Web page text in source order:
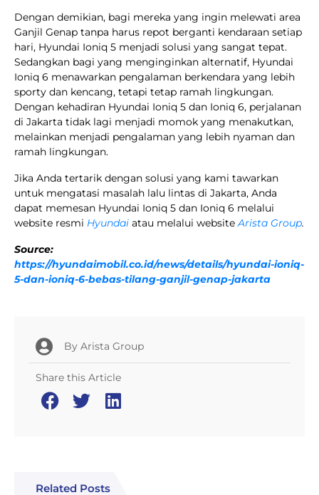
Dengan demikian, bagi mereka yang ingin melewati area
Ganjil Genap tanpa harus repot berganti kendaraan setiap
hari, Hyundai Ioniq 5 menjadi solusi yang sangat tepat.
Sedangkan bagi yang menginginkan alternatif, Hyundai
Ioniq 6 menawarkan pengalaman berkendara yang lebih
sporty dan kencang, tetapi tetap ramah lingkungan.
Dengan kehadiran Hyundai Ioniq 5 dan Ioniq 6, perjalanan
di Jakarta tidak lagi menjadi momok yang menakutkan,
melainkan menjadi pengalaman yang lebih nyaman dan
ramah lingkungan.
Jika Anda tertarik dengan solusi yang kami tawarkan
untuk mengatasi masalah lalu lintas di Jakarta, Anda
dapat memesan Hyundai Ioniq 5 dan Ioniq 6 melalui
website resmi Hyundai atau melalui websiteArista Group.
Source:
https://hyundaimobil.co.id/news/details/hyundai-ioniq-
5-dan-ioniq-6-bebas-tilang-ganjil-genap-jakarta
By Arista Group
Share this Article
Related Posts